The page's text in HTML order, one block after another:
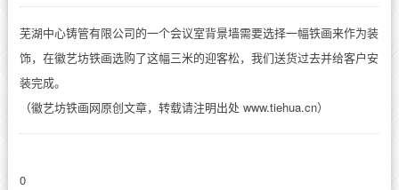
芜湖中心铸管有限公司的一个会议室背景墙需要选择一幅铁画来作为装
饰，在徽艺坊铁画选购了这幅三米的迎客松，我们送货过去并给客户安
装完成。
（徽艺坊铁画网原创文章，转载请注明出处 www.tiehua.cn）
0